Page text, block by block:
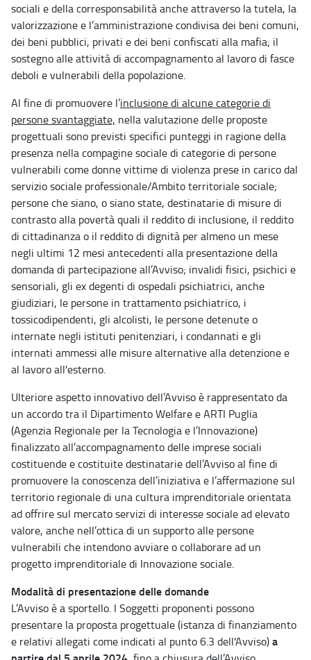
sociali e della corresponsabilità anche attraverso la tutela, la
valorizzazione e l’amministrazione condivisa dei beni comuni,
dei beni pubblici, privati e dei beni confiscati alla mafia; il
sostegno alle attività di accompagnamento al lavoro di fasce
deboli e vulnerabili della popolazione.
Al fine di promuovere l’inclusione di alcune categorie di
persone svantaggiate, nella valutazione delle proposte
progettuali sono previsti specifici punteggi in ragione della
presenza nella compagine sociale di categorie di persone
vulnerabili come donne vittime di violenza prese in carico dal
servizio sociale professionale/Ambito territoriale sociale;
persone che siano, o siano state, destinatarie di misure di
contrasto alla povertà quali il reddito di inclusione, il reddito
di cittadinanza o il reddito di dignità per almeno un mese
negli ultimi 12 mesi antecedenti alla presentazione della
domanda di partecipazione all’Avviso; invalidi fisici, psichici e
sensoriali, gli ex degenti di ospedali psichiatrici, anche
giudiziari, le persone in trattamento psichiatrico, i
tossicodipendenti, gli alcolisti, le persone detenute o
internate negli istituti penitenziari, i condannati e gli
internati ammessi alle misure alternative alla detenzione e
al lavoro all'esterno.
Ulteriore aspetto innovativo dell’Avviso è rappresentato da
un accordo tra il Dipartimento Welfare e ARTI Puglia
(Agenzia Regionale per la Tecnologia e l’Innovazione)
finalizzato all’accompagnamento delle imprese sociali
costituende e costituite destinatarie dell’Avviso al fine di
promuovere la conoscenza dell’iniziativa e l’affermazione sul
territorio regionale di una cultura imprenditoriale orientata
ad offrire sul mercato servizi di interesse sociale ad elevato
valore, anche nell’ottica di un supporto alle persone
vulnerabili che intendono avviare o collaborare ad un
progetto imprenditoriale di Innovazione sociale.
Modalità di presentazione delle domande
L’Avviso è a sportello. I Soggetti proponenti possono
presentare la proposta progettuale (istanza di finanziamento
e relativi allegati come indicati al punto 6.3 dell'Avviso)a